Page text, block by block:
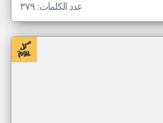
عدد الكلمات: ٣٧٩